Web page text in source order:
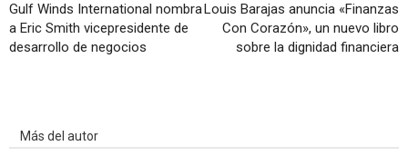
Gulf Winds International nombra
a Eric Smith vicepresidente de
desarrollo de negocios
Louis Barajas anuncia «Finanzas
Con Corazón», un nuevo libro
sobre la dignidad financiera
Más del autor